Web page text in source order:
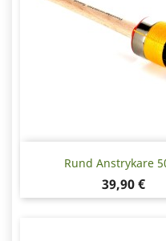
Rund Anstrykare
Pris
39,90 €